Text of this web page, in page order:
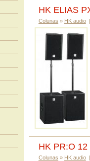
HK ELIAS
Colunas » HK audio |
HK PR:O 12
Colunas » HK audio |